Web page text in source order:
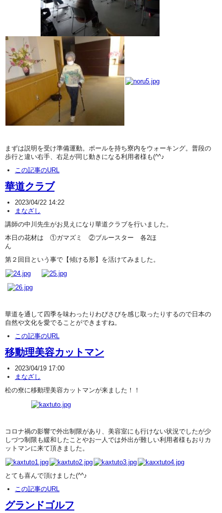
まずは説明を受け準備運動。ポールを持ち寮内をウォーキング。普段の
歩行と違い右手、右足が同じ動きになる利用者様も(^^♪
この記事のURL
華道クラブ
2023/04/22 14:22
まなざし
講師の中川先生がお見えになり華道クラブを行いました。
本日の花材は ①ガマズミ ②ブルースター 各2ほ
ん
第２回目という事で【傾ける形】を活けてみました。
華道を通して四季を味わったりわびさびを感じ取ったりするので日本の
自然や文化を愛でることができますね。
この記事のURL
移動理美容カットマン
2023/04/19 17:00
まなざし
松の尞に移動理美容カットマンが来ました！！
コロナ禍の影響で外出制限があり、美容室にも行けない状況でしたが少
しづつ制限も緩和したことやお一人では外出が難しい利用者様もおりカ
ットマンに来て頂きました。
とても喜んで頂けました(^^♪
この記事のURL
グランドゴルフ